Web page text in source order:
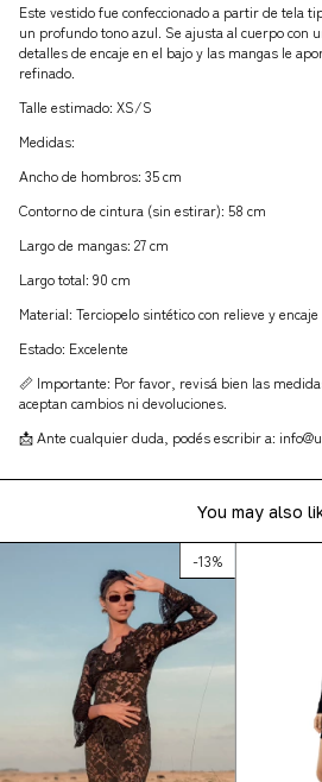
Este vestido fue confeccionado a partir de tela
un profundo tono azul. Se ajusta al cuerpo con
detalles de encaje en el bajo y las mangas le
refinado.
Talle estimado: XS/S
Medidas:
Ancho de hombros: 35 cm
Contorno de cintura (sin estirar): 58 cm
Largo de mangas: 27 cm
Largo total: 90 cm
Material: Terciopelo sintético con relieve y encaje
Estado: Excelente
📏 Importante: Por favor, revisá bien las
aceptan cambios ni devoluciones.
📩 Ante cualquier duda, podés escribir a:
You may also
-13%